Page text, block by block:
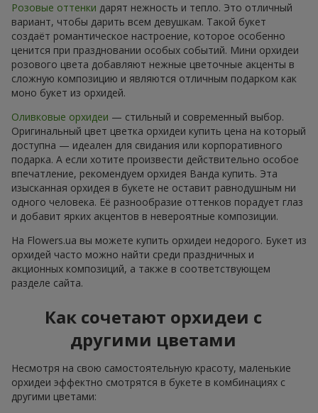
Розовые оттенки дарят нежность и тепло. Это отличный
вариант, чтобы дарить всем девушкам. Такой букет
создаёт романтическое настроение, которое особенно
ценится при праздновании особых событий. Мини орхидеи
розового цвета добавляют нежные цветочные акценты в
сложную композицию и являются отличным подарком как
моно букет из орхидей.
Оливковые орхидеи — стильный и современный выбор.
Оригинальный цвет цветка орхидеи купить цена на который
доступна — идеален для свидания или корпоративного
подарка. А если хотите произвести действительно особое
впечатление, рекомендуем орхидея Ванда купить. Эта
изысканная орхидея в букете не оставит равнодушным ни
одного человека. Её разнообразие оттенков порадует глаз
и добавит ярких акцентов в невероятные композиции.
На Flowers.ua вы можете купить орхидеи недорого. Букет из
орхидей часто можно найти среди праздничных и
акционных композиций, а также в соответствующем
разделе сайта.
Как сочетают орхидеи с
другими цветами
Несмотря на свою самостоятельную красоту, маленькие
орхидеи эффектно смотрятся в букете в комбинациях с
другими цветами: